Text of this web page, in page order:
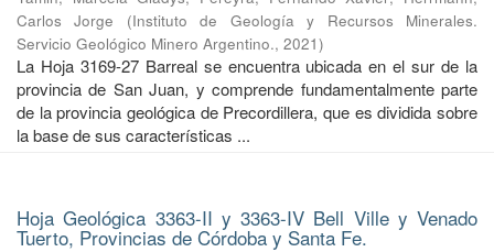
Carlos Jorge
(Instituto de Geología y Recursos Minerales.
Servicio Geológico Minero Argentino., 2021)
La Hoja 3169-27 Barreal se encuentra ubicada en el sur de la
provincia de San Juan, y comprende fundamentalmente parte
de la provincia geológica de Precordillera, que es dividida sobre
la base de sus características ...
Hoja Geológica 3363-II y 3363-IV Bell Ville y Venado
Tuerto, Provincias de Córdoba y Santa Fe.